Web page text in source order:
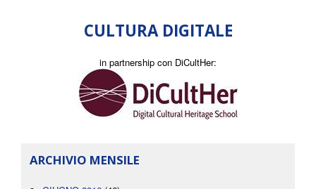
CULTURA DIGITALE
in partnership con DiCultHer:
ARCHIVIO MENSILE